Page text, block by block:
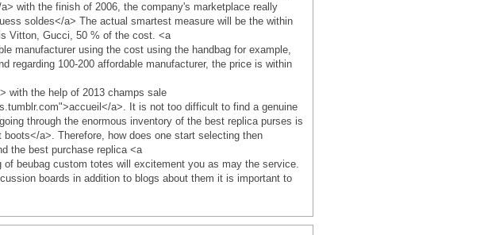
with the finish of 2006, the company's marketplace really
soldes</a> The actual smartest measure will be the within
Vitton, Gucci, 50 % of the cost. <a
manufacturer using the cost using the handbag for example,
regarding 100-200 affordable manufacturer, the price is within
with the help of 2013 champs sale
a>. It is not too difficult to find a genuine
through the enormous inventory of the best replica purses is
a>. Therefore, how does one start selecting then
the best purchase replica <a
beubag custom totes will excitement you as may the service.
boards in addition to blogs about them it is important to